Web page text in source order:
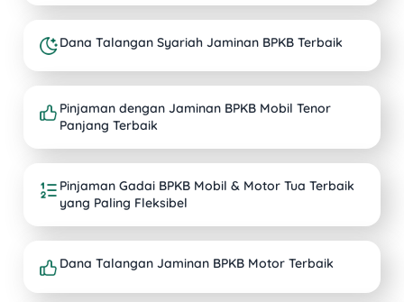
Dana Talangan Syariah Jaminan BPKB Terbaik
Pinjaman dengan Jaminan BPKB Mobil Tenor
Panjang Terbaik
Pinjaman Gadai BPKB Mobil & Motor Tua Terbaik
yang Paling Fleksibel
Dana Talangan Jaminan BPKB Motor Terbaik